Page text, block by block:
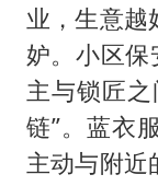
业，生意越
妒。小区保
主与锁匠
链”。蓝衣
主动与附近